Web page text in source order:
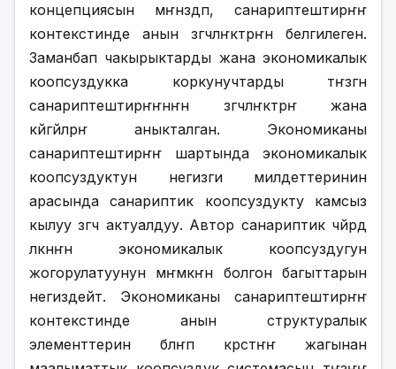
концепциясын мҥнөздөп, санариптештирҥҥ
контекстинде анын өзгөчөлҥктөрҥн белгилеген.
Заманбап чакырыктарды жана экономикалык
коопсуздукка коркунучтарды тҥзгөн
санариптештирҥҥнҥн өзгөчөлҥктөрҥ жана
көйгөйлөрҥ аныкталган. Экономиканы
санариптештирҥҥ шартында экономикалык
коопсуздуктун негизги милдеттеринин
арасында санариптик коопсуздукту камсыз
кылуу өзгөчө актуалдуу. Автор санариптик чөйрөдө
өлкөнҥн экономикалык коопсуздугун
жогорулатуунун мҥмкҥн болгон багыттарын
негиздейт. Экономиканы санариптештирҥҥ
контекстинде анын структуралык
элементтерин бөлҥп көрсөтҥҥ жагынан